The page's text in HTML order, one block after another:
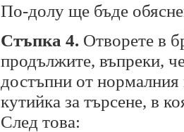
По-долу ще бъде
Стъпка 4. Отворете в
продължите, въпреки,
достъпни от нормалния
кутийка за търсене, в
След това: